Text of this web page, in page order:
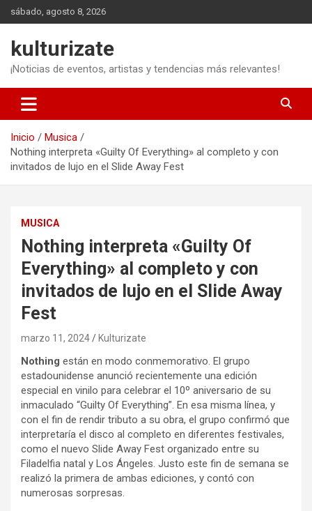
Saltar
al
sábado, agosto 8, 2026
kulturizate
¡Noticias de eventos, artistas y tendencias más relevantes!
Inicio
Musica
Nothing interpreta «Guilty Of Everything» al completo y con
invitados de lujo en el Slide Away Fest
MUSICA
Nothing interpreta «Guilty Of
Everything» al completo y con
invitados de lujo en el Slide Away
Fest
marzo 11, 2024 Kulturizate
Nothing están en modo conmemorativo. El grupo
estadounidense anunció recientemente una edición
especial en vinilo para celebrar el 10º aniversario de su
inmaculado “Guilty Of Everything”. En esa misma línea, y
con el fin de rendir tributo a su obra, el grupo confirmó que
interpretaría el disco al completo en diferentes festivales,
como el nuevo Slide Away Fest organizado entre su
Filadelfia natal y Los Ángeles. Justo este fin de semana se
realizó la primera de ambas ediciones, y contó con
numerosas sorpresas.